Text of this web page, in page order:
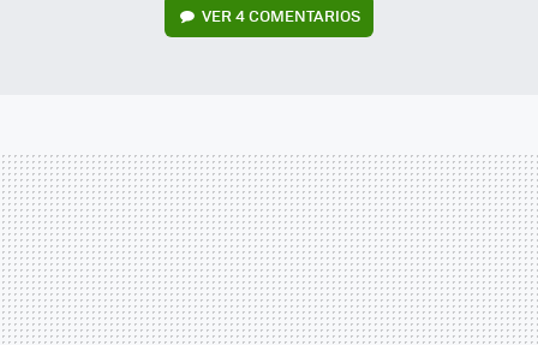
VER4 COMENTARIOS